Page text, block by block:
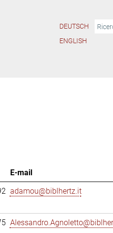
DEUTSCH
ENGLISH
E-mail
adamou@biblhertz.it